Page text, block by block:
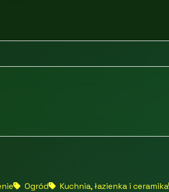
Ogród Kuchnia, łazienka i ceramika